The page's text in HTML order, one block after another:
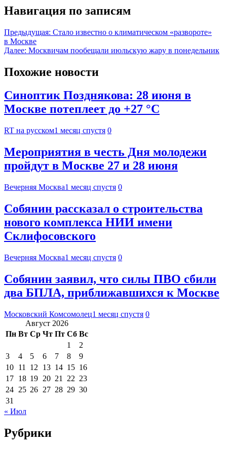
Навигация по записям
Предыдущая: Стало известно о климатическом «развороте»
в Москве
Далее: Москвичам пообещали июльскую жару в понедельник
Похожие новости
Синоптик Позднякова: 28 июня в
Москве потеплеет до +27 °C
RT на русском1 месяц спустя 0
Мероприятия в честь Дня молодежи
пройдут в Москве 27 и 28 июня
Вечерняя Москва1 месяц спустя 0
Собянин рассказал о строительства
нового комплекса НИИ имени
Склифосовского
Вечерняя Москва1 месяц спустя 0
Собянин заявил, что силы ПВО сбили
два БПЛА, приближавшихся к Москве
Московский Комсомолец1 месяц спустя 0
Август 2026
Пн Вт Ср Чт Пт Сб Вс
1
2
3
4 5 6 7 8
9
10 11 12 13 14 15 16
17 18 19 20 21 22 23
24 25 26 27 28 29 30
31
« Июл
Рубрики